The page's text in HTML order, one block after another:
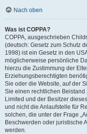
Nach oben
Was ist COPPA?
COPPA, ausgeschrieben
(deutsch: Gesetz zum Schutz
1998) ist ein Gesetz in den
möglicherweise persönliche
hierzu die Zustimmung der
Erziehungsberechtigten
Sie oder die Website, auf der
Sie einen rechtlichen
Limited und der Besitzer
und nicht die Anlaufstelle für
solchen, die unter der Frage
Beschwerden oder juristische
werden.